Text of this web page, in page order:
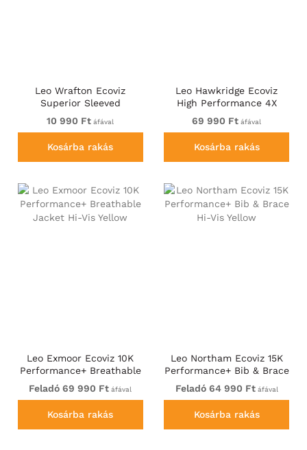
Leo Wrafton Ecoviz
Superior Sleeved
Waistcoat Hi-Vis Yellow
10 990 Ft áfával
Kosárba rakás
Leo Hawkridge Ecoviz
High Performance 4X
Stretch Trouser Hi-Vis
Yellow
69 990 Ft áfával
Kosárba rakás
Leo Exmoor Ecoviz 10K
Performance+ Breathable
Jacket Hi-Vis Yellow
Feladó 69 990 Ft áfával
Kosárba rakás
Leo Northam Ecoviz 15K
Performance+ Bib & Brace
Hi-Vis Yellow
Feladó 64 990 Ftáfával
Kosárba rakás